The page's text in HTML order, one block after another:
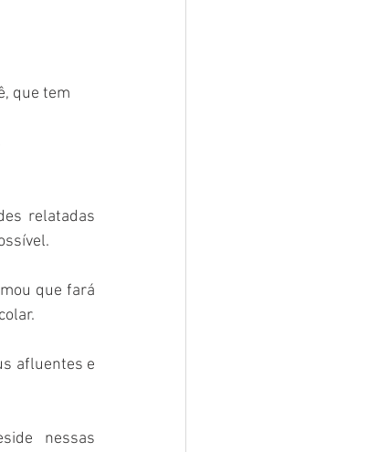
que tem
relatadas
que fará
afluentes e
nessas